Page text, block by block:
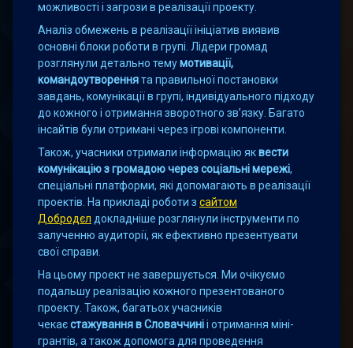
можливості і загрози в реалізації проекту.
Аналіз обмежень в реалізації ініціатив виявив
основні блоки роботи в групі. Лідери громад
розглянули детально темумотивації,
командоутвореннята правильної постановки
завдань, комунікації в групі, індивідуального підходу
до кожного і отримання зворотного зв’язку. Багато
інсайтів були отримані через ігрові компоненти.
Також, учасники отримали інформацію яквести
комунікацію з громадою через соціальні мережі,
спеціальні платформи, які допомагають в реалізації
проектів. На прикладі роботи з сайтом
Добродєл докладніше розглянули інструменти по
залученню аудиторії, як ефективно презентувати
свої справи.
На цьому проект не завершується. Ми очікуємо
подальшу реалізацію кожного презентованого
проекту. Також, багатьох учасників
чекаєстажування в Словаччиніі отримання міні-
грантів, а також допомога для проведення